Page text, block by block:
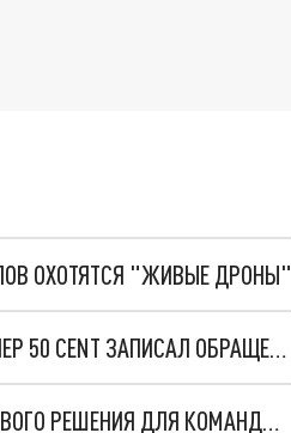
ОХОТЯТСЯ "ЖИВЫЕ ДРОНЫ"
“ПРИВЕТ, АРМЕНИЯ! ЧТО НОВОГО?”: ВСЕМИРНО ИЗВЕСТНЫЙ РЭПЕР 50 CENT ЗАПИСАЛ ОБРАЩЕНИЕ НА АРМЯНСКОМ
ОППОЗИЦИОНЕР САГАТЕЛЯН УСТАНОВИЛ СРОК ПРИНЯТИЯ ИТОГОВОГО РЕШЕНИЯ ДЛЯ КОМАНДЫ ПАШИНЯНА